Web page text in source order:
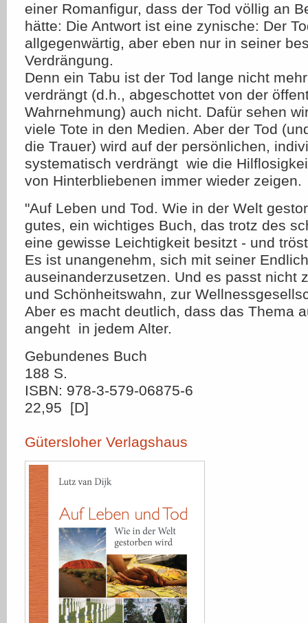
einer Romanfigur, dass der Tod völlig an
hätte: Die Antwort ist eine zynische: Der
allgegenwärtig, aber eben nur in seiner
Verdrängung.
Denn ein Tabu ist der Tod lange nicht mehr
verdrängt (d.h., abgeschottet von der
Wahrnehmung) auch nicht. Dafür sehen
viele Tote in den Medien. Aber der Tod
die Trauer) wird auf der persönlichen,
systematisch verdrängt  wie die
von Hinterbliebenen immer wieder zeigen.
"Auf Leben und Tod. Wie in der Welt
gutes, ein wichtiges Buch, das trotz des
eine gewisse Leichtigkeit besitzt - und
Es ist unangenehm, sich mit seiner
auseinanderzusetzen. Und es passt nicht
und Schönheitswahn, zur
Aber es macht deutlich, dass das Thema
angeht  in jedem Alter.
Gebundenes Buch
188 S.
ISBN: 978-3-579-06875-6
22,95  [D]
Gütersloher Verlagshaus